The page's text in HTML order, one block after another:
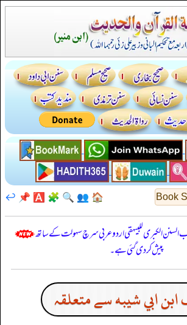
Book
🏠
👥
🔍
🧩
🅰️
📌
↩️
السنن الكبرى للبيهقي اردو عربی سرچ سہولت کے ساتھ
پیش کر دی گئی ہے۔
ابي شيبه سے متعلقہ